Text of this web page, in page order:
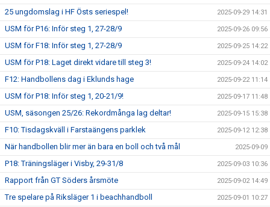
25 ungdomslag i HF Östs seriespel! 2025-09-29 14:31
USM för P16: Inför steg 1, 27-28/9 2025-09-26 09:56
USM för F18: Inför steg 1, 27-28/9 2025-09-25 14:22
USM för P18: Laget direkt vidare till steg 3! 2025-09-24 14:02
F12: Handbollens dag i Eklunds hage 2025-09-22 11:14
USM för P18: Inför steg 1, 20-21/9! 2025-09-17 11:48
USM, säsongen 25/26: Rekordmånga lag deltar! 2025-09-15 15:38
F10: Tisdagskväll i Farstaängens parklek 2025-09-12 12:38
När handbollen blir mer än bara en boll och två mål 2025-09-09
P18: Träningsläger i Visby, 29-31/8 2025-09-03 10:36
Rapport från GT Söders årsmöte 2025-09-02 14:49
Tre spelare på Riksläger 1 i beachhandboll 2025-09-01 10:27